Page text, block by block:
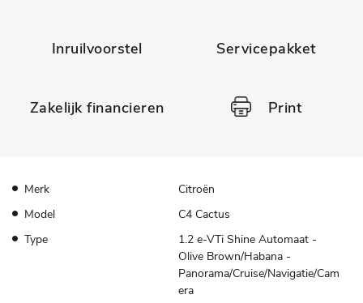
Inruilvoorstel Servicepakket
Zakelijk financieren Print
Merk
Citroën
Model
C4 Cactus
Type
1.2 e-VTi Shine Automaat -
Olive Brown/Habana -
Panorama/Cruise/Navigatie/Cam
era